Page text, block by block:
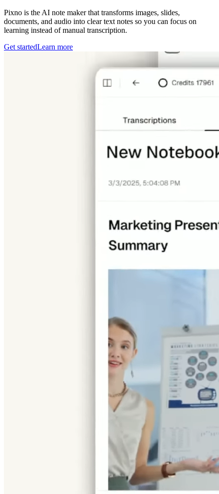
Pixno is the AI note maker that transforms images, slides,
documents, and audio into clear text notes so you can focus on
learning instead of manual transcription.
Get startedLearn more